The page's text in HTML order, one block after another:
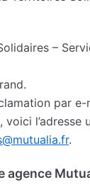
–
par e-
l’adresse
.
agence